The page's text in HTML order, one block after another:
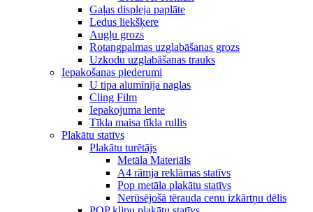
Gaļas displeja paplāte
Ledus liekšķere
Augļu grozs
Rotangpalmas uzglabāšanas grozs
Uzkodu uzglabāšanas trauks
Iepakošanas piederumi
U tipa alumīnija naglas
Cling Film
Iepakojuma lente
Tīkla maisa tīkla rullis
Plakātu statīvs
Plakātu turētājs
Metāla Materiāls
A4 rāmja reklāmas statīvs
Pop metāla plakātu statīvs
Nerūsējošā tērauda cenu izkārtņu dēlis